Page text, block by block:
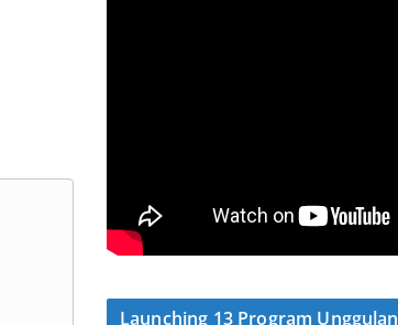
Launching 13 Program Unggulan